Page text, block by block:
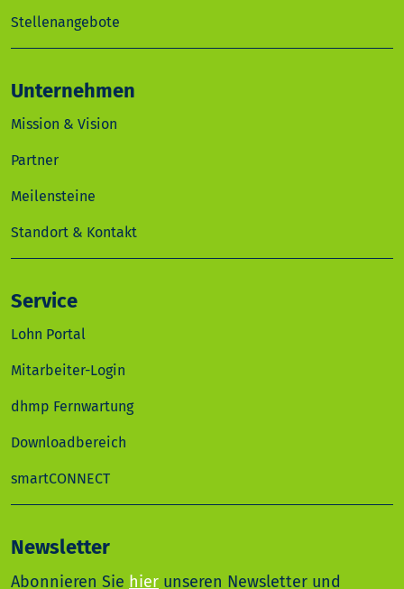
Stellenangebote
Unternehmen
Mission & Vision
Partner
Meilensteine
Standort & Kontakt
Service
Lohn Portal
Mitarbeiter-Login
dhmp Fernwartung
Downloadbereich
smartCONNECT
Newsletter
Abonnieren Sie hier unseren Newsletter und